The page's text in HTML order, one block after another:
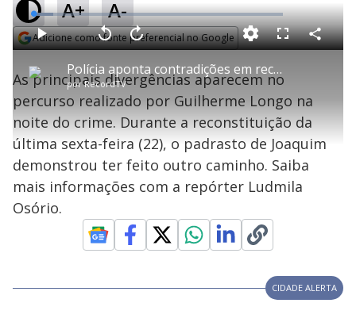
A+ A-
Adicione como fonte preferencial no Google
P
l
a
y
V
Polícia aponta contradições em reconstituição do caso Joaquim
porRecordTV
P V
a
r
1
e
g
n
d
s
A
n
ç
a
1
s
e
u
n
o
s
L
o
a
d
e
.
9
3
%
F
s
c
e
n
C
o
As principais divergências aparecem no
percurso realizado por Guilherme Longo na
noite do crime. Durante a reconstituição da
última sexta-feira (22), o padrasto de Joaquim
demonstrou ter feito outro caminho. Saiba
mais informações com a repórter Ludmila
Osório.
CIDADE ALERTA